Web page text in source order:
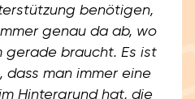
benötigen,
genau da ab, wo
gerade braucht. Es ist
dass man immer eine
Hintergrund hat, die